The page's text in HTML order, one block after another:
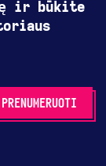
ir būkite